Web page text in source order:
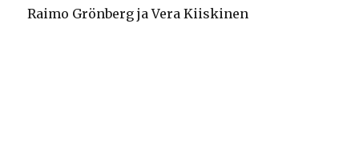
Raimo Grönberg ja Vera Kiiskinen